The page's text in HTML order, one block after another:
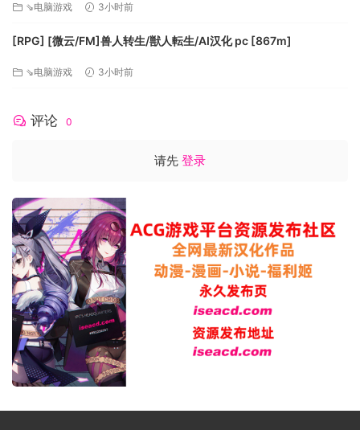
⇘电脑游戏 3小时前
[RPG] [微云/FM]兽人转生/獣人転生/AI汉化 pc [867m]
⇘电脑游戏 3小时前
评论 0
请先 登录